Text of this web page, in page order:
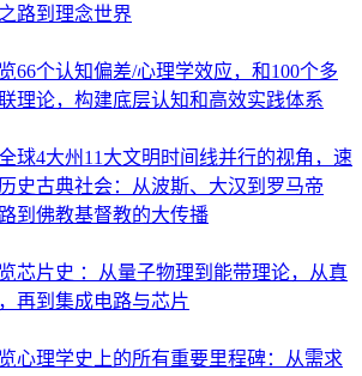
路到理念世界
66个认知偏差/心理学效应，和100个多
理论，构建底层认知和高效实践体系
球4大州11大文明时间线并行的视角，速
史古典社会：从波斯、大汉到罗马帝
到佛教基督教的大传播
芯片史 ：从量子物理到能带理论，从真
再到集成电路与芯片
心理学史上的所有重要里程碑：从需求